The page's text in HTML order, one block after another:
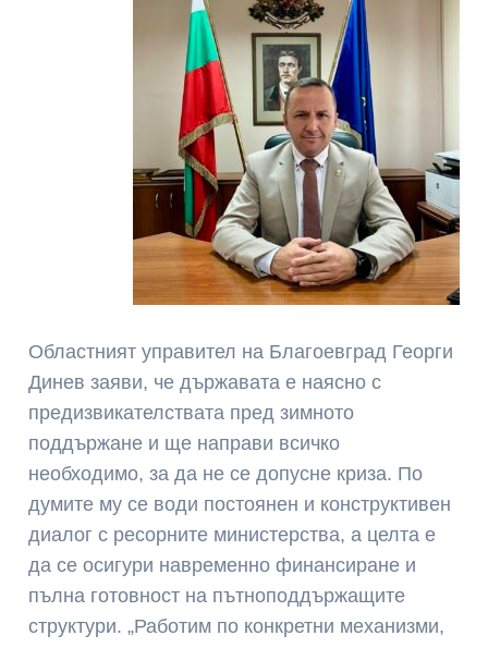
Областният управител на Благоевград Георги
Динев заяви, че държавата е наясно с
предизвикателствата пред зимното
поддържане и ще направи всичко
необходимо, за да не се допусне криза. По
думите му се води постоянен и конструктивен
диалог с ресорните министерства, а целта е
да се осигури навременно финансиране и
пълна готовност на пътноподдържащите
структури. „Работим по конкретни механизми,